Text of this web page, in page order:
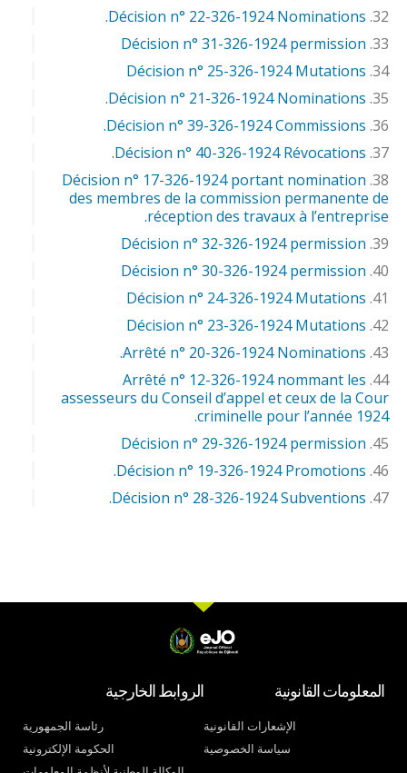
Décision n° 22-326-1924 Nominations.
Décision n° 31-326-1924 permission
Décision n° 25-326-1924 Mutations
Décision n° 21-326-1924 Nominations.
Décision n° 39-326-1924 Commissions.
Décision n° 40-326-1924 Révocations.
Décision n° 17-326-1924 portant nomination
des membres de la commission permanente de
réception des travaux à l’entreprise.
Décision n° 32-326-1924 permission
Décision n° 30-326-1924 permission
Décision n° 24-326-1924 Mutations
Décision n° 23-326-1924 Mutations
Arrêté n° 20-326-1924 Nominations.
Arrêté n° 12-326-1924 nommant les
assesseurs du Conseil d’appel et ceux de la Cour
criminelle pour l’année 1924.
Décision n° 29-326-1924 permission
Décision n° 19-326-1924 Promotions.
Décision n° 28-326-1924 Subventions.
المعلومات القانونية
الإشعارات القانونية
سياسة الخصوصية
الروابط الخارجية
رئاسة الجمهورية
الحكومة الإلكترونية